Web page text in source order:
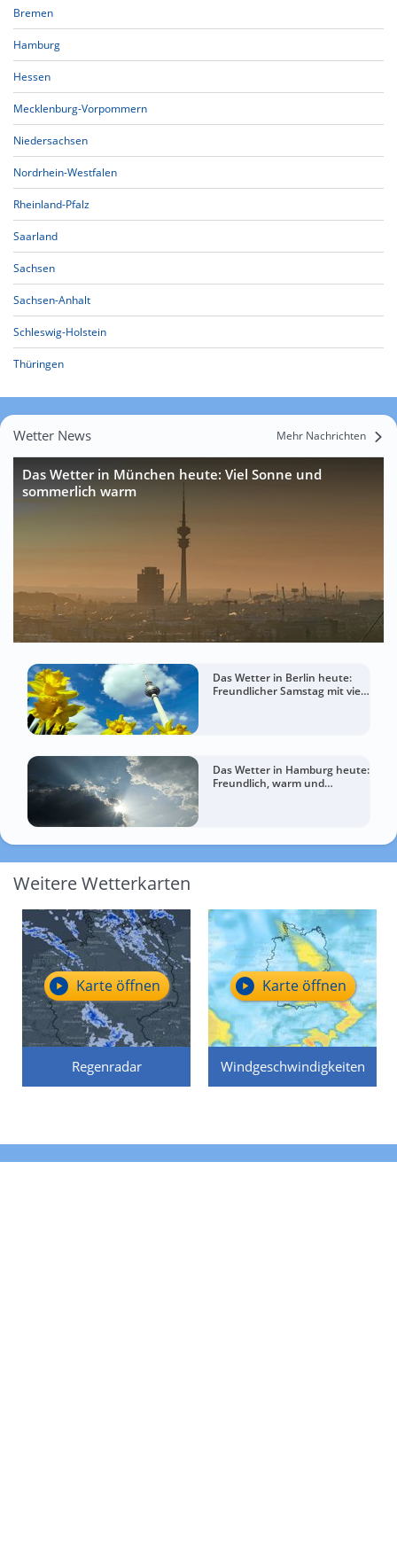
Bremen
Hamburg
Hessen
Mecklenburg-Vorpommern
Niedersachsen
Nordrhein-Westfalen
Rheinland-Pfalz
Saarland
Sachsen
Sachsen-Anhalt
Schleswig-Holstein
Thüringen
Wetter News Mehr Nachrichten
Das Wetter in München heute: Viel Sonne und
sommerlich warm
Das Wetter in Berlin heute:
Freundlicher Samstag mit viel
Das Wetter in Hamburg heute:
Freundlich, warm und
Weitere Wetterkarten
Regenradar
Karte öffnen
Windgeschwindigkeiten
Karte öffnen